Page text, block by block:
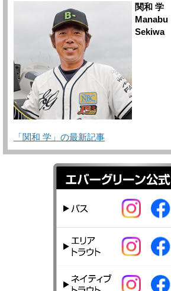
関和 学
Manabu
Sekiwa
「関和 学」の最新記事